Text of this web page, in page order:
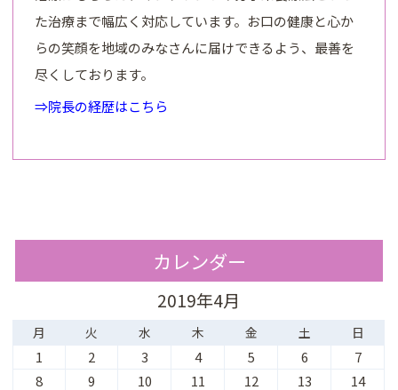
た治療まで幅広く対応しています。お口の健康と心か
らの笑顔を地域のみなさんに届けできるよう、最善を
尽くしております。
⇒院長の経歴はこちら
カレンダー
2019年4月
月 火 水 木 金 土 日
1 2 3 4 5 6
7
8
9 10 11 12 13 14